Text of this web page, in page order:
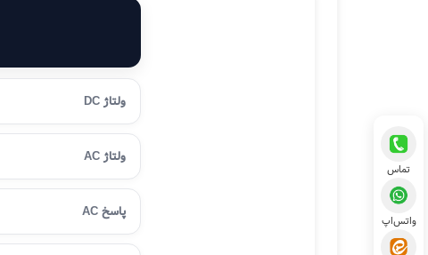
ولتاژ DC
ولتاژ AC
پاسخ AC
تماس
واتس‌اپ